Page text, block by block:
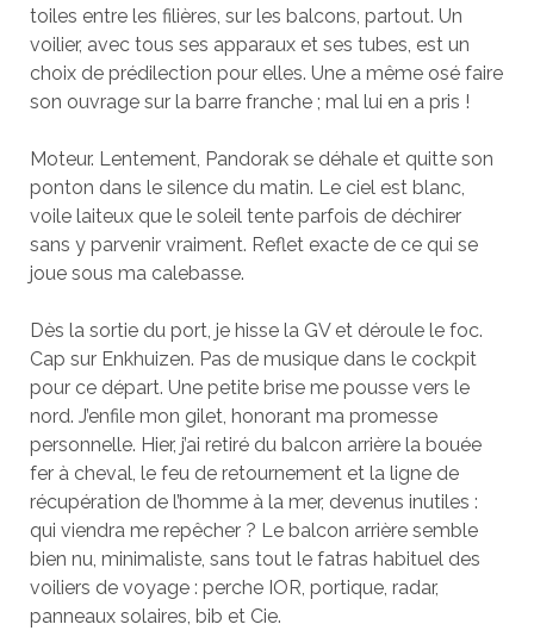
toiles entre les filières, sur les balcons, partout. Un
voilier, avec tous ses apparaux et ses tubes, est un
choix de prédilection pour elles. Une a même osé faire
son ouvrage sur la barre franche ; mal lui en a pris !
Moteur. Lentement, Pandorak se déhale et quitte son
ponton dans le silence du matin. Le ciel est blanc,
voile laiteux que le soleil tente parfois de déchirer
sans y parvenir vraiment. Reflet exacte de ce qui se
joue sous ma calebasse.
Dès la sortie du port, je hisse la GV et déroule le foc.
Cap sur Enkhuizen. Pas de musique dans le cockpit
pour ce départ. Une petite brise me pousse vers le
nord. J’enfile mon gilet, honorant ma promesse
personnelle. Hier, j’ai retiré du balcon arrière la bouée
fer à cheval, le feu de retournement et la ligne de
récupération de l’homme à la mer, devenus inutiles :
qui viendra me repêcher ? Le balcon arrière semble
bien nu, minimaliste, sans tout le fatras habituel des
voiliers de voyage : perche IOR, portique, radar,
panneaux solaires, bib et Cie.